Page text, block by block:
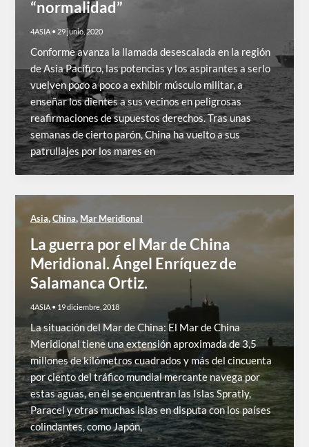
“normalidad”
4ASIA • 29 junio, 2020
Conforme avanza la llamada desescalada en la región
de Asia Pacífico, las potencias y los aspirantes a serlo
vuelven poco a poco a exhibir músculo militar, a
enseñar los dientes a sus vecinos en peligrosas
reafirmaciones de supuestos derechos. Tras unas
semanas de cierto parón, China ha vuelto a sus
patrullajes por los mares en
Asia,China, Mar Meridional
La guerra por el Mar de China
Meridional. Ángel Enríquez de
Salamanca Ortiz.
4ASIA • 19 diciembre, 2018
La situación del Mar de China: El Mar de China
Meridional tiene una extensión aproximada de 3,5
millones de kilómetros cuadrados y más del cincuenta
por ciento del tráfico mundial mercante navega por
estas aguas, en él se encuentran las Islas Spratly,
Paracel y otras muchas islas en disputa con los países
colindantes, como Japón,